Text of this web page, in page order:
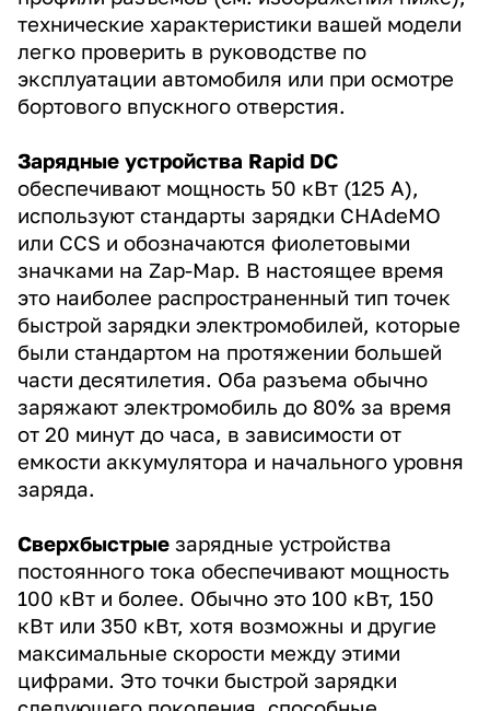
технические характеристики вашей модели
легко проверить в руководстве по
эксплуатации автомобиля или при осмотре
бортового впускного отверстия.
Зарядные устройства Rapid DC
обеспечивают мощность 50 кВт (125 А),
используют стандарты зарядки CHAdeMO
или CCS и обозначаются фиолетовыми
значками на Zap-Map. В настоящее время
это наиболее распространенный тип точек
быстрой зарядки электромобилей, которые
были стандартом на протяжении большей
части десятилетия. Оба разъема обычно
заряжают электромобиль до 80% за время
от 20 минут до часа, в зависимости от
емкости аккумулятора и начального уровня
заряда.
Сверхбыстрые зарядные устройства
постоянного тока обеспечивают мощность
100 кВт и более. Обычно это 100 кВт, 150
кВт или 350 кВт, хотя возможны и другие
максимальные скорости между этими
цифрами. Это точки быстрой зарядки